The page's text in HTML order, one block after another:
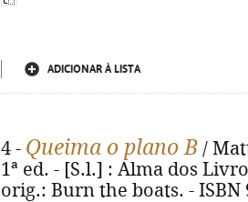
ADICIONAR À LISTA
4 - Queima o plano B /
1ª ed. - [S.l.] : Alma dos
orig.: Burn the boats. - ISBN